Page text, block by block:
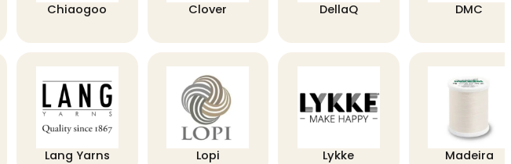
Chiaogoo Clover DellaQ DMC
Lang Yarns Lopi Lykke Madeira